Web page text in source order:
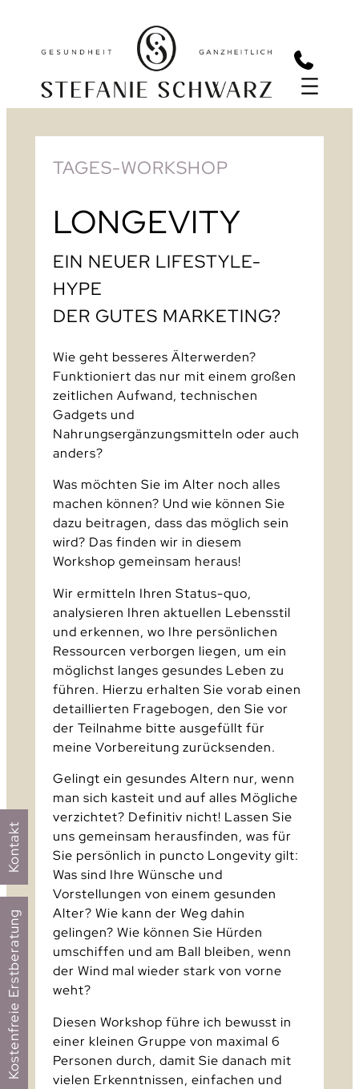
TAGES-WORKSHOP
LONGEVITY
EIN NEUER LIFESTYLE-
HYPE
DER GUTES MARKETING?
Wie geht besseres Älterwerden?
Funktioniert das nur mit einem großen
zeitlichen Aufwand, technischen
Gadgets und
Nahrungsergänzungsmitteln oder auch
anders?
Was möchten Sie im Alter noch alles
machen können? Und wie können Sie
dazu beitragen, dass das möglich sein
wird? Das finden wir in diesem
Workshop gemeinsam heraus!
Wir ermitteln Ihren Status-quo,
analysieren Ihren aktuellen Lebensstil
und erkennen, wo Ihre persönlichen
Ressourcen verborgen liegen, um ein
möglichst langes gesundes Leben zu
führen. Hierzu erhalten Sie vorab einen
detaillierten Fragebogen, den Sie vor
der Teilnahme bitte ausgefüllt für
meine Vorbereitung zurücksenden.
Gelingt ein gesundes Altern nur, wenn
man sich kasteit und auf alles Mögliche
verzichtet? Definitiv nicht! Lassen Sie
uns gemeinsam herausfinden, was für
Sie persönlich in puncto Longevity gilt:
Was sind Ihre Wünsche und
Vorstellungen von einem gesunden
Alter? Wie kann der Weg dahin
gelingen? Wie können Sie Hürden
umschiffen und am Ball bleiben, wenn
der Wind mal wieder stark von vorne
weht?
Diesen Workshop führe ich bewusst in
einer kleinen Gruppe von maximal 6
Personen durch, damit Sie danach mit
vielen Erkenntnissen, einfachen und
Kostenfreie Erstberatung
Kontakt